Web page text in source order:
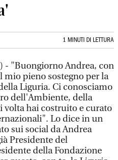
1 MINUTI DI LETTURA
- "Buongiorno Andrea, con
pieno sostegno per la
Liguria. Ci conosciamo
dell'Ambiente, della
volta hai costruito e curato
Lo dice in un
sui social da Andrea
Presidente del
della Fondazione